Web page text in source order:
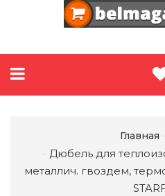
Главная
Дюбель для
металлич. гвоздем,